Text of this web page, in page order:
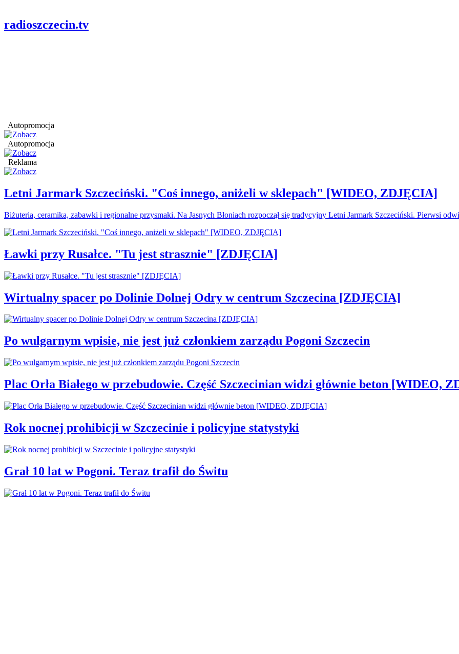
radioszczecin.tv
Autopromocja
Autopromocja
Reklama
Letni Jarmark Szczeciński. "Coś innego, aniżeli w sklepach" [WIDEO, ZDJĘCIA]
Biżuteria, ceramika, zabawki i regionalne przysmaki. Na Jasnych Błoniach rozpoczął się tradycyjny Letni Jarmark Szczeciński. Pierwsi
Ławki przy Rusałce. "Tu jest strasznie" [ZDJĘCIA]
Wirtualny spacer po Dolinie Dolnej Odry w centrum Szczecina [ZDJĘCIA]
Po wulgarnym wpisie, nie jest już członkiem zarządu Pogoni Szczecin
Plac Orła Białego w przebudowie. Część Szczecinian widzi głównie beton [WIDEO,
Rok nocnej prohibicji w Szczecinie i policyjne statystyki
Grał 10 lat w Pogoni. Teraz trafił do Świtu